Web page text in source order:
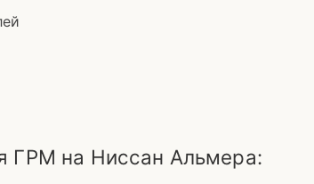
ГРМ на Ниссан Альмера: